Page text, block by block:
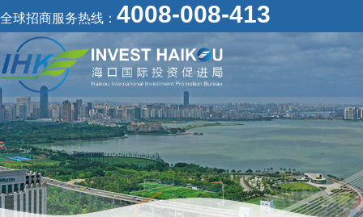
全球招商服务热线： 4008-008-413